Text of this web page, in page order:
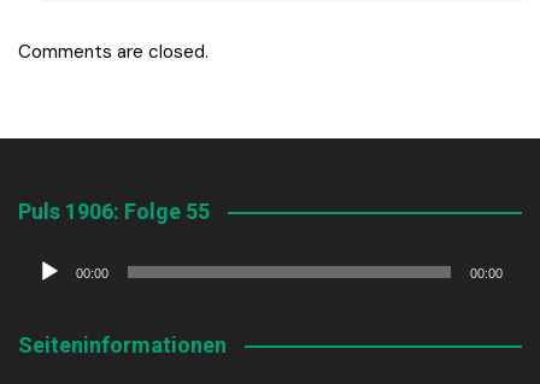
Comments are closed.
Puls 1906: Folge 55
Audio-
00:00 00:00
Seiteninformationen